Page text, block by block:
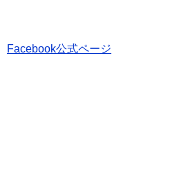
Facebook公式ページ